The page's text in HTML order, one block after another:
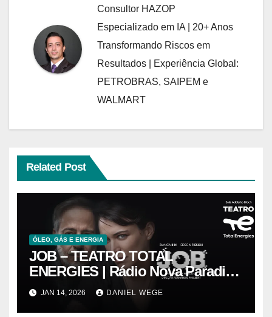
Consultor HAZOP
Especializado em IA | 20+ Anos
Transformando Riscos em
Resultados | Experiência Global:
PETROBRAS, SAIPEM e
WALMART
Related Post
ÓLEO, GÁS E ENERGIA
JOB – TEATRO TOTAL
ENERGIES | Rádio Nova Paradiso
FMJAN 14, 2026 DANIEL WEGE